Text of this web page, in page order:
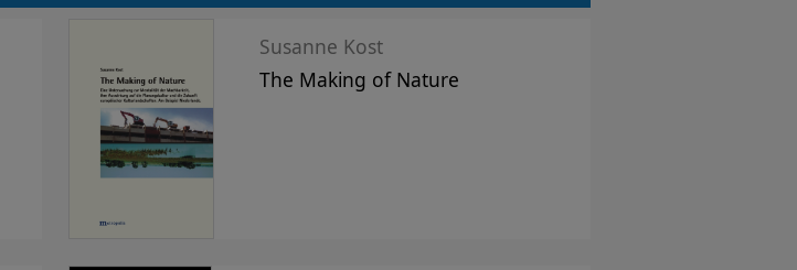
Susanne Kost
The Making of Nature